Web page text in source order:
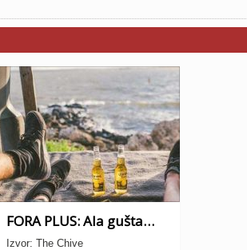
FORA PLUS: Ala gušta…
Izvor: The Chive